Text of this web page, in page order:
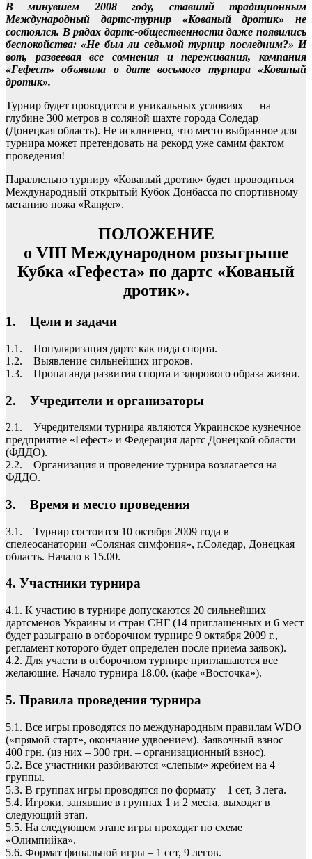
В минувшем 2008 году, ставший традиционным
Международный дартс-турнир «Кованый дротик» не
состоялся. В рядах дартс-общественности даже появились
беспокойства: «Не был ли седьмой турнир последним?» И
вот, развеевая все сомнения и переживания, компания
«Гефест» объявила о дате восьмого турнира «Кованый
дротик».
Турнир будет проводится в уникальных условиях — на
глубине 300 метров в соляной шахте города Соледар
(Донецкая область). Не исключено, что место выбранное для
турнира может претендовать на рекорд уже самим фактом
проведения!
Параллельно турниру «Кованый дротик» будет проводиться
Международный открытый Кубок Донбасса по спортивному
метанию ножа «Ranger».
ПОЛОЖЕНИЕ
о VIII Международном розыгрыше
Кубка «Гефеста» по дартс «Кованый
дротик».
1. Цели и задачи
1.1. Популяризация дартс как вида спорта.
1.2. Выявление сильнейших игроков.
1.3. Пропаганда развития спорта и здорового образа жизни.
2. Учредители и организаторы
2.1. Учредителями турнира являются Украинское кузнечное
предприятие «Гефест» и Федерация дартс Донецкой области
(ФДДО).
2.2. Организация и проведение турнира возлагается на
ФДДО.
3. Время и место проведения
3.1. Турнир состоится 10 октября 2009 года в
спелеосанатории «Соляная симфония», г.Соледар, Донецкая
область. Начало в 15.00.
4. Участники турнира
4.1. К участию в турнире допускаются 20 сильнейших
дартсменов Украины и стран СНГ (14 приглашенных и 6 мест
будет разыграно в отборочном турнире 9 октября 2009 г.,
регламент которого будет определен после приема заявок).
4.2. Для участи в отборочном турнире приглашаются все
желающие. Начало турнира 18.00. (кафе «Восточка»).
5. Правила проведения турнира
5.1. Все игры проводятся по международным правилам WDO
(«прямой старт», окончание удвоением). Заявочный взнос –
400 грн. (из них – 300 грн. – организационный взнос).
5.2. Все участники разбиваются «слепым» жребием на 4
группы.
5.3. В группах игры проводятся по формату – 1 сет, 3 лега.
5.4. Игроки, занявшие в группах 1 и 2 места, выходят в
следующий этап.
5.5. На следующем этапе игры проходят по схеме
«Олимпийка».
5.6. Формат финальной игры – 1 сет, 9 легов.